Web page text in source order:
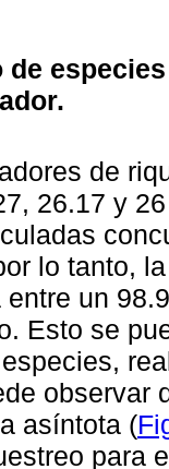
de
de
26.17 y
lo tanto,
un
Esto se
observar
asíntota (
para